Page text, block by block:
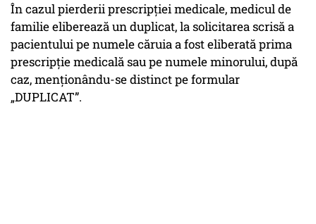
În cazul pierderii prescripției medicale, medicul de
familie eliberează un duplicat, la solicitarea scrisă a
pacientului pe numele căruia a fost eliberată prima
prescripție medicală sau pe numele minorului, după
caz, menționându-se distinct pe formular
„DUPLICAT”.